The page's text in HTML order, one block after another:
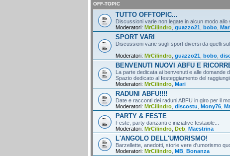
OFF-TOPIC
TUTTO OFFTOPIC...
Discussioni varie non legate in alcun modo allo
Moderatori: MrCilindro guazzo21 bobo
SPORT VARI
Discussioni varie sugli sport diversi da quelli
Moderatori: MrCilindro guazzo21 bobo
BENVENUTI NUOVI ABFU E
La parte dedicata ai benvenuti e alle domande
Spazio dedicato al festeggiamento del
Moderatori: MrCilindro Mari
RADUNI ABFU!!!!
Date e racconti dei raduni ABFU in giro per il
Moderatori: MrCilindro discostu Mony76
PARTY & FESTE
Feste, party danzanti e iniziative festaiole...
Moderatori: MrCilindro Deb Maestrina
L'ANGOLO DELL'UMORISMO!
Barzellette, anedotti, storie vere d'umorismo
Moderatori: MrCilindro MB Bonanza